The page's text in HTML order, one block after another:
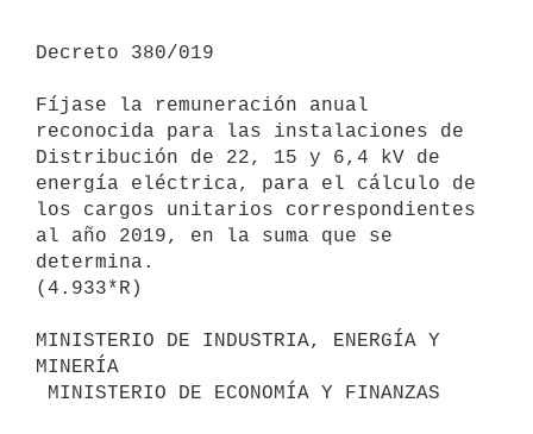
Decreto 380/019
Fíjase la remuneración anual
reconocida para las instalaciones de
Distribución de 22, 15 y 6,4 kV de
energía eléctrica, para el cálculo de
los cargos unitarios correspondientes
al año 2019, en la suma que se
determina.
(4.933*R)
MINISTERIO DE INDUSTRIA, ENERGÍA Y
MINERÍA